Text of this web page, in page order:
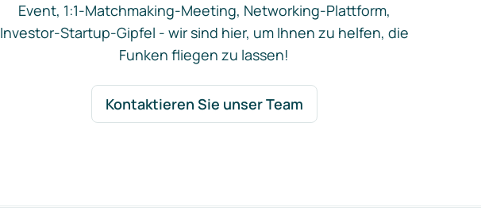
Event, 1:1-Matchmaking-Meeting, Networking-Plattform,
Investor-Startup-Gipfel - wir sind hier, um Ihnen zu helfen, die
Funken fliegen zu lassen!
Kontaktieren Sie unser Team